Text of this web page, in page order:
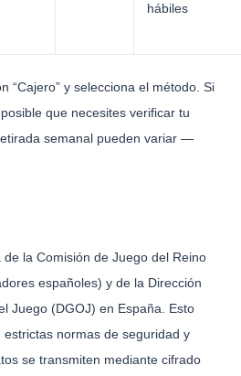
hábiles
“Cajero” y selecciona el método. Si
que necesites verificar tu
semanal pueden variar —
la Comisión de Juego del Reino
españoles) y de la Dirección
Juego (DGOJ) en España. Esto
normas de seguridad y
se transmiten mediante cifrado